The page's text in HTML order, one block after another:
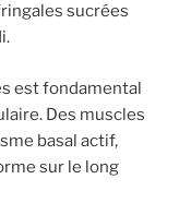
sucrées
est fondamental
Des muscles
basal actif,
sur le long